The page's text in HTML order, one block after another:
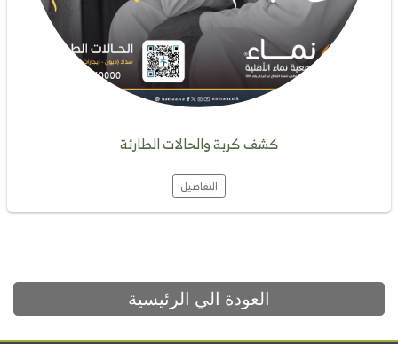
كشف كربة والحالات الطارئة
التفاصيل
العودة الي الرئيسية